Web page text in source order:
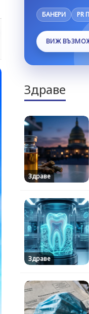
БАНЕРИ PR
ВИЖ
Здраве
Здраве
Здраве